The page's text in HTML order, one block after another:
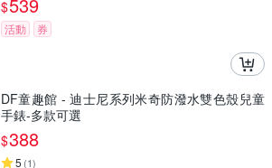
$539
活動 券
DF童趣館 - 迪士尼系列米奇防潑水雙色殼兒童
手錶-多款可選
$388
5 (1)